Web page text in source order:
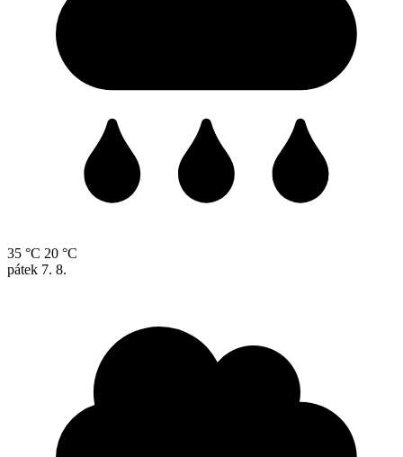
35 °C 20 °C
pátek 7. 8.